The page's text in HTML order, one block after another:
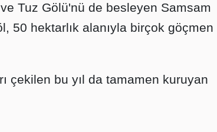
Tuz Gölü'nü de besleyen Samsam
50 hektarlık alanıyla birçok göçmen
çekilen bu yıl da tamamen kuruyan